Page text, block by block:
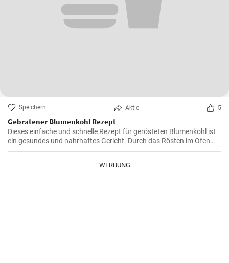
Speichern Aktie 5
Gebratener Blumenkohl Rezept
Dieses einfache und schnelle Rezept für gerösteten Blumenkohl ist
ein gesundes und nahrhaftes Gericht. Durch das Rösten im Ofen
erhält der Blumenkohl einen wunderbar süßen und nussigen
WERBUNG